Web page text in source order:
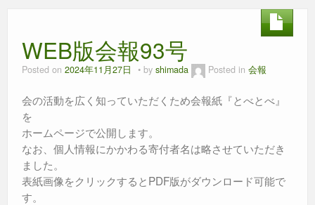
o
o
k
g
er p
WEB版会報93号
Posted on 2024年11月27日 by shimada Posted in 会報
会の活動を広く知っていただくため会報紙『とべとべ』
を
ホームページで公開します。
なお、個人情報にかかわる寄付者名は略させていただき
ました。
表紙画像をクリックするとPDF版がダウンロード可能で
す。